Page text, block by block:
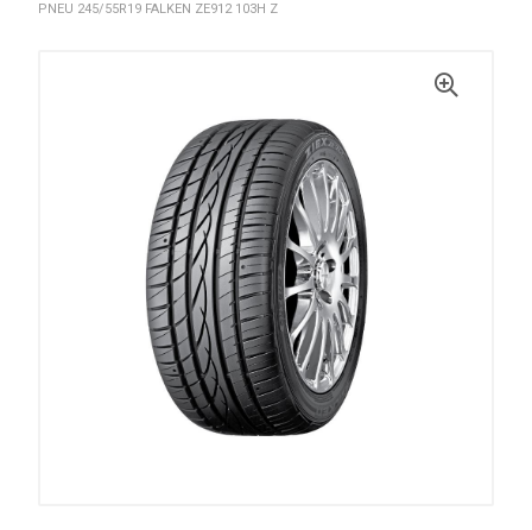
PNEU 245/55R19 FALKEN ZE912 103H Z